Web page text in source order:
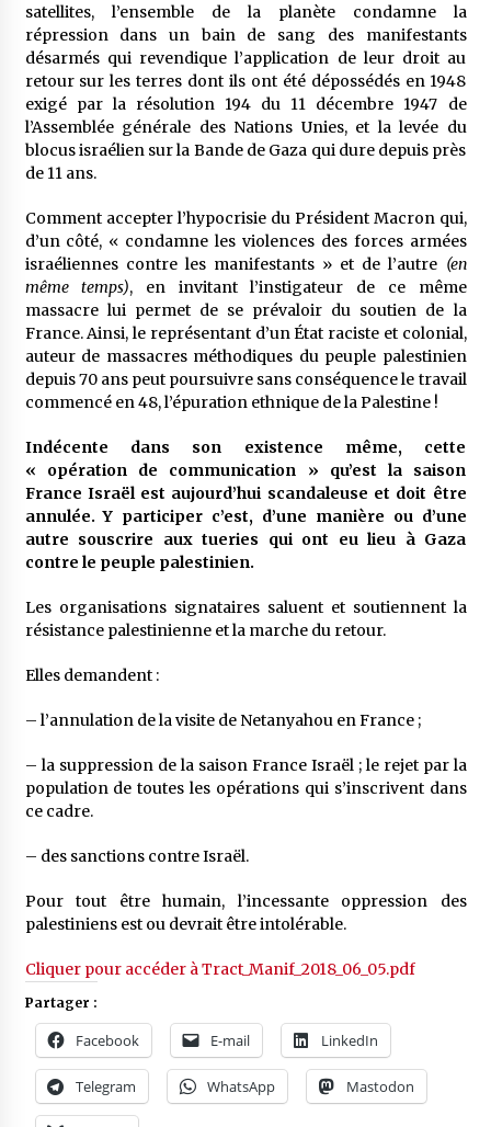
satellites, l’ensemble de la planète condamne la
répression dans un bain de sang des manifestants
désarmés qui revendique l’application de leur droit au
retour sur les terres dont ils ont été dépossédés en 1948
exigé par la résolution 194 du 11 décembre 1947 de
l’Assemblée générale des Nations Unies, et la levée du
blocus israélien sur la Bande de Gaza qui dure depuis près
de 11 ans.
Comment accepter l’hypocrisie du Président Macron qui,
d’un côté, « condamne les violences des forces armées
israéliennes contre les manifestants » et de l’autre (en
même temps), en invitant l’instigateur de ce même
massacre lui permet de se prévaloir du soutien de la
France. Ainsi, le représentant d’un État raciste et colonial,
auteur de massacres méthodiques du peuple palestinien
depuis 70 ans peut poursuivre sans conséquence le travail
commencé en 48, l’épuration ethnique de la Palestine !
Indécente dans son existence même, cette
« opération de communication » qu’est la saison
France Israël est aujourd’hui scandaleuse et doit être
annulée. Y participer c’est, d’une manière ou d’une
autre souscrire aux tueries qui ont eu lieu à Gaza
contre le peuple palestinien.
Les organisations signataires saluent et soutiennent la
résistance palestinienne et la marche du retour.
Elles demandent :
– l’annulation de la visite de Netanyahou en France ;
– la suppression de la saison France Israël ; le rejet par la
population de toutes les opérations qui s’inscrivent dans
ce cadre.
– des sanctions contre Israël.
Pour tout être humain, l’incessante oppression des
palestiniens est ou devrait être intolérable.
Cliquer pour accéder à Tract_Manif_2018_06_05.pdf
Partager :
Facebook E-mail LinkedIn
Telegram WhatsApp Mastodon